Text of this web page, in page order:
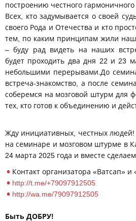
построению честного гармоничного
Всех, кто задумывается о своей
своего Рода и Отечества и кто
тем, по каким принципам жили
– буду рад видеть на наших
будет проходить два дня 22 и 23
небольшими перерывами.До
встреча-знакомство, а после
соберемся на мозговой штурм для
тех, кто готов к объединению и
Жду инициативных, честных
на семинаре и мозговом штурме в
24 марта 2025 года и вместе
Контакт организатора «Ватсап» и
http://t.me/+79097912505
http://wa.me/79097912505
Быть ДОБРУ!